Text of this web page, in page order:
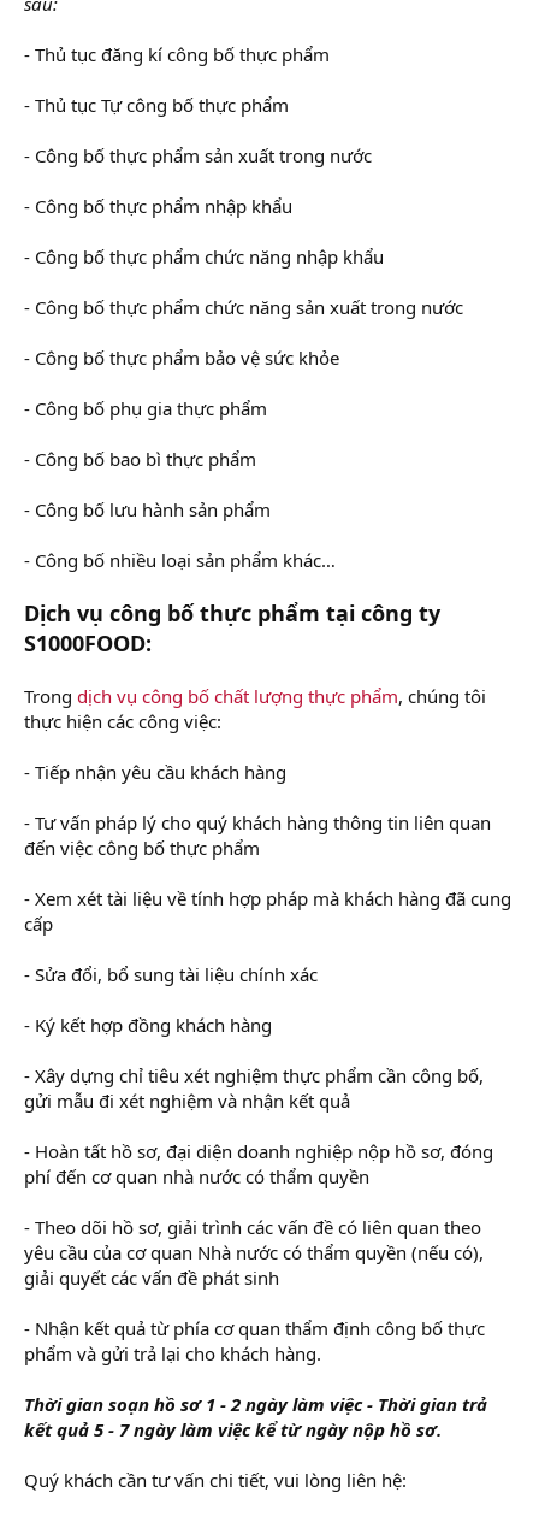
- Thủ tục đăng kí công bố thực phẩm
- Thủ tục Tự công bố thực phẩm
- Công bố thực phẩm sản xuất trong nước
- Công bố thực phẩm nhập khẩu
- Công bố thực phẩm chức năng nhập khẩu
- Công bố thực phẩm chức năng sản xuất trong nước
- Công bố thực phẩm bảo vệ sức khỏe
- Công bố phụ gia thực phẩm
- Công bố bao bì thực phẩm
- Công bố lưu hành sản phẩm
- Công bố nhiều loại sản phẩm khác…
Dịch vụ công bố thực phẩm tại công ty
S1000FOOD:
Trong dịch vụ công bố chất lượng thực phẩm, chúng tôi
thực hiện các công việc:
- Tiếp nhận yêu cầu khách hàng
- Tư vấn pháp lý cho quý khách hàng thông tin liên quan
đến việc công bố thực phẩm
- Xem xét tài liệu về tính hợp pháp mà khách hàng đã cung
cấp
- Sửa đổi, bổ sung tài liệu chính xác
- Ký kết hợp đồng khách hàng
- Xây dựng chỉ tiêu xét nghiệm thực phẩm cần công bố,
gửi mẫu đi xét nghiệm và nhận kết quả
- Hoàn tất hồ sơ, đại diện doanh nghiệp nộp hồ sơ, đóng
phí đến cơ quan nhà nước có thẩm quyền
- Theo dõi hồ sơ, giải trình các vấn đề có liên quan theo
yêu cầu của cơ quan Nhà nước có thẩm quyền (nếu có),
giải quyết các vấn đề phát sinh
- Nhận kết quả từ phía cơ quan thẩm định công bố thực
phẩm và gửi trả lại cho khách hàng.
Thời gian soạn hồ sơ 1 - 2 ngày làm việc - Thời gian trả
kết quả 5 - 7 ngày làm việc kể từ ngày nộp hồ sơ.
Quý khách cần tư vấn chi tiết, vui lòng liên hệ: